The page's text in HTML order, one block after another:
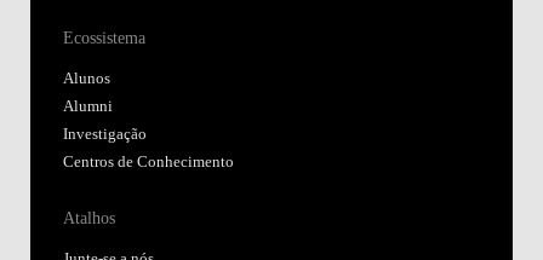
Ecossistema
Alunos
Alumni
Investigação
Centros de Conhecimento
Atalhos